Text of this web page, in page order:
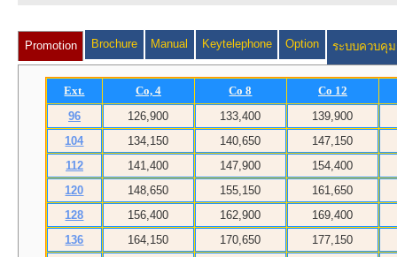
Promotion Brochure Manual Keytelephone Option ระบบควบคุ
Ext. Co, 4 Co 8
Co 12
96
126,900 133,400
139,900
104
134,150 140,650
147,150
112
141,400 147,900
154,400
120
148,650 155,150
161,650
128
156,400 162,900
169,400
136
164,150 170,650
177,150